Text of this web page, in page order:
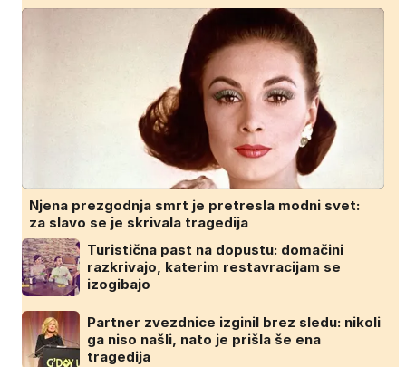
Njena prezgodnja smrt je pretresla modni svet:
za slavo se je skrivala tragedija
Turistična past na dopustu: domačini
razkrivajo, katerim restavracijam se
izogibajo
Partner zvezdnice izginil brez sledu: nikoli
ga niso našli, nato je prišla še ena
tragedija